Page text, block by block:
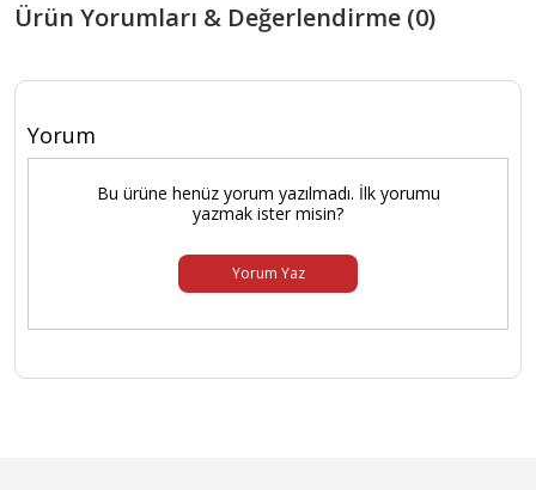
Ürün Yorumları & Değerlendirme (0)
Yorum
Bu ürüne henüz yorum yazılmadı. İlk yorumu
yazmak ister misin?
Yorum Yaz